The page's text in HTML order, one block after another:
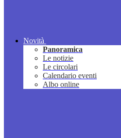
Novità
Panoramica
Le notizie
Le circolari
Calendario eventi
Albo online